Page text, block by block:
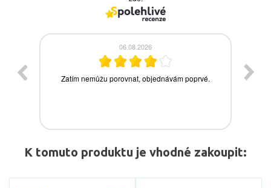
K tomuto produktu je vhodné zakoupit: